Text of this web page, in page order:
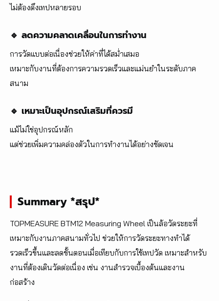
ไม่ต้องดึงเทปหลายรอบ
🔹 ลดความคลาดเคลื่อนในการทำงาน
การวัดแบบต่อเนื่องช่วยให้ค่าที่ได้สม่ำเสมอ
เหมาะกับงานที่ต้องการความรวดเร็วและแม่นยำในระดับภาค
สนาม
🔹 เหมาะเป็นอุปกรณ์เสริมที่ควรมี
แม้ไม่ใช่อุปกรณ์หลัก
แต่ช่วยเพิ่มความคล่องตัวในการทำงานได้อย่างชัดเจน
Summary *สรุป*
TOPMEASURE BTM12 Measuring Wheel เป็นล้อวัดระยะที่
เหมาะกับงานภาคสนามทั่วไป ช่วยให้การวัดระยะทางทำได้
รวดเร็วขึ้นและลดขั้นตอนเมื่อเทียบกับการใช้เทปวัด เหมาะสำหรับ
งานที่ต้องเดินวัดต่อเนื่อง เช่น งานสำรวจเบื้องต้นและงาน
ก่อสร้าง